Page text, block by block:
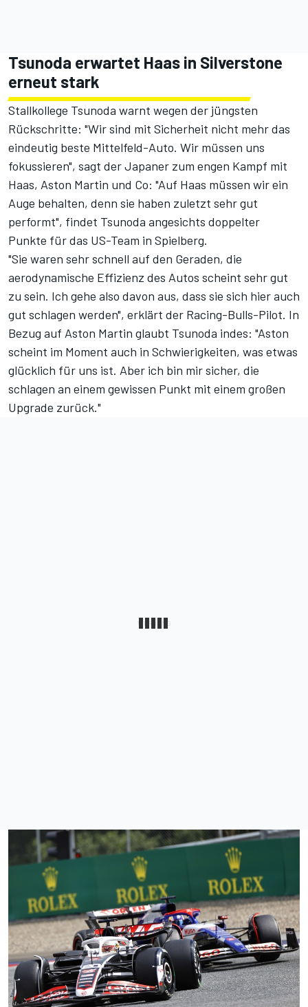
Tsunoda erwartet Haas in Silverstone
erneut stark
Stallkollege Tsunoda warnt wegen der jüngsten
Rückschritte: "Wir sind mit Sicherheit nicht mehr das
eindeutig beste Mittelfeld-Auto. Wir müssen uns
fokussieren", sagt der Japaner zum engen Kampf mit
Haas, Aston Martin und Co: "Auf Haas müssen wir ein
Auge behalten, denn sie haben zuletzt sehr gut
performt", findet Tsunoda angesichts doppelter
Punkte für das US-Team in Spielberg.
"Sie waren sehr schnell auf den Geraden, die
aerodynamische Effizienz des Autos scheint sehr gut
zu sein. Ich gehe also davon aus, dass sie sich hier auch
gut schlagen werden", erklärt der Racing-Bulls-Pilot. In
Bezug auf Aston Martin glaubt Tsunoda indes: "Aston
scheint im Moment auch in Schwierigkeiten, was etwas
glücklich für uns ist. Aber ich bin mir sicher, die
schlagen an einem gewissen Punkt mit einem großen
Upgrade zurück."